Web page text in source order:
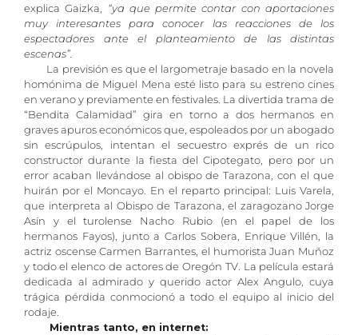
explica Gaizka, “ya que permite contar con aportaciones
muy interesantes para conocer las reacciones de los
espectadores ante el planteamiento de las distintas
escenas”.
La previsión es que el largometraje basado en la novela
homónima de Miguel Mena esté listo para su estreno cines
en verano y previamente en festivales. La divertida trama de
“Bendita Calamidad” gira en torno a dos hermanos en
graves apuros económicos que, espoleados por un abogado
sin escrúpulos, intentan el secuestro exprés de un rico
constructor durante la fiesta del Cipotegato, pero por un
error acaban llevándose al obispo de Tarazona, con el que
huirán por el Moncayo. En el reparto principal: Luis Varela,
que interpreta al Obispo de Tarazona, el zaragozano Jorge
Asín y el turolense Nacho Rubio (en el papel de los
hermanos Fayos), junto a Carlos Sobera, Enrique Villén, la
actriz oscense Carmen Barrantes, el humorista Juan Muñoz
y todo el elenco de actores de Oregón TV. La película estará
dedicada al admirado y querido actor Alex Angulo, cuya
trágica pérdida conmocionó a todo el equipo al inicio del
rodaje.
Mientras tanto, en internet: